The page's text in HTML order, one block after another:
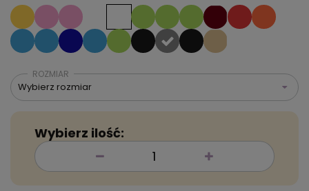
ROZMIAR
Wybierz rozmiar
Wybierz ilość: